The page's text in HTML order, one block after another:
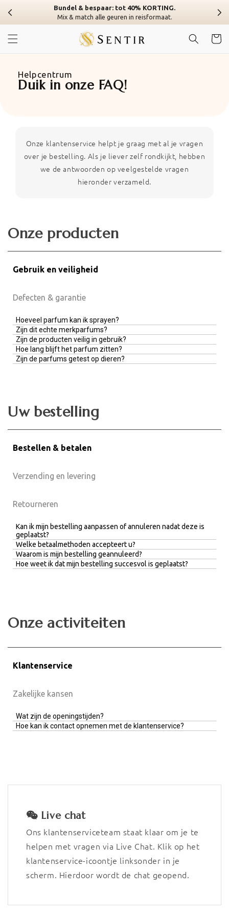
naar
inhoud
Bundel & bespaar: tot 40% KORTING.
Mix & match alle geuren in reisformaat.
Helpcentrum
Duik in onze FAQ!
Onze klantenservice helpt je graag met al je vragen
over je bestelling. Als je liever zelf rondkijkt, hebben
we de antwoorden op veelgestelde vragen
hieronder verzameld.
Onze producten
Gebruik en veiligheid
Defecten & garantie
Hoeveel parfum kan ik sprayen?
Zijn dit echte merkparfums?
Zijn de producten veilig in gebruik?
Hoe lang blijft het parfum zitten?
Zijn de parfums getest op dieren?
Uw bestelling
Bestellen & betalen
Verzending en levering
Retourneren
Kan ik mijn bestelling aanpassen of annuleren nadat deze is
geplaatst?
Welke betaalmethoden accepteert u?
Waarom is mijn bestelling geannuleerd?
Hoe weet ik dat mijn bestelling succesvol is geplaatst?
Onze activiteiten
Klantenservice
Zakelijke kansen
Wat zijn de openingstijden?
Hoe kan ik contact opnemen met de klantenservice?
Live chat
Ons klantenserviceteam staat klaar om je te
helpen met vragen via Live Chat. Klik op het
klantenservice-icoontje linksonder in je
scherm. Hierdoor wordt de chat geopend.